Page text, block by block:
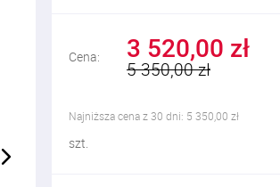
Cena: 3 520,00 zł
5 350,00 zł
Najniższa cena z 30 dni: 5 350,00 zł
szt.